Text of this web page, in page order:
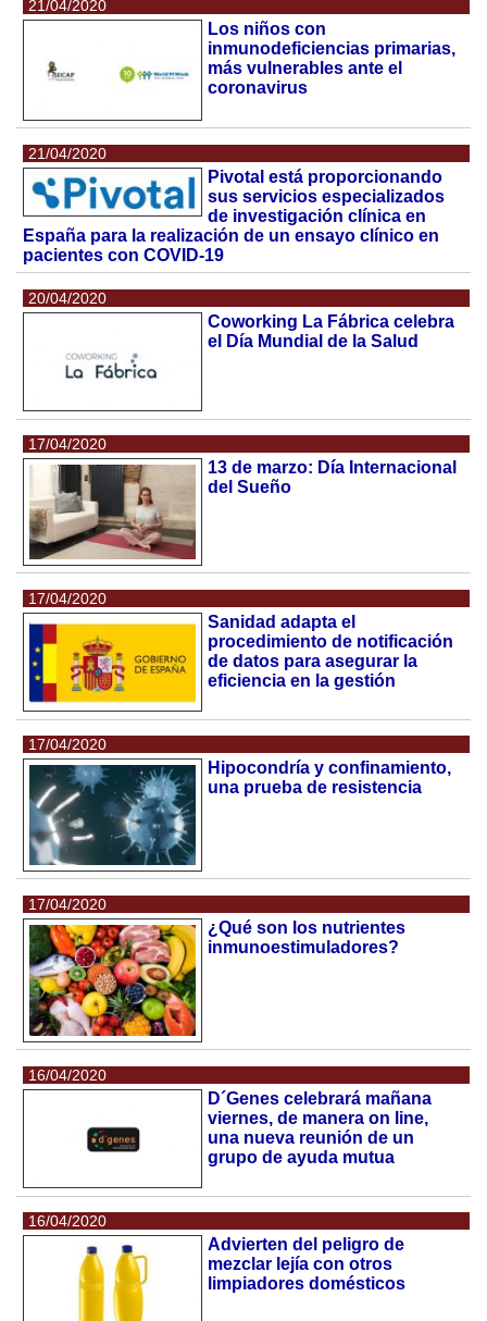
21/04/2020
Los niños con
inmunodeficiencias primarias,
más vulnerables ante el
coronavirus
21/04/2020
Pivotal está proporcionando
sus servicios especializados
de investigación clínica en
España para la realización de un ensayo clínico en
pacientes con COVID-19
20/04/2020
Coworking La Fábrica celebra
el Día Mundial de la Salud
17/04/2020
13 de marzo: Día Internacional
del Sueño
17/04/2020
Sanidad adapta el
procedimiento de notificación
de datos para asegurar la
eficiencia en la gestión
17/04/2020
Hipocondría y confinamiento,
una prueba de resistencia
17/04/2020
¿Qué son los nutrientes
inmunoestimuladores?
16/04/2020
D´Genes celebrará mañana
viernes, de manera on line,
una nueva reunión de un
grupo de ayuda mutua
16/04/2020
Advierten del peligro de
mezclar lejía con otros
limpiadores domésticos